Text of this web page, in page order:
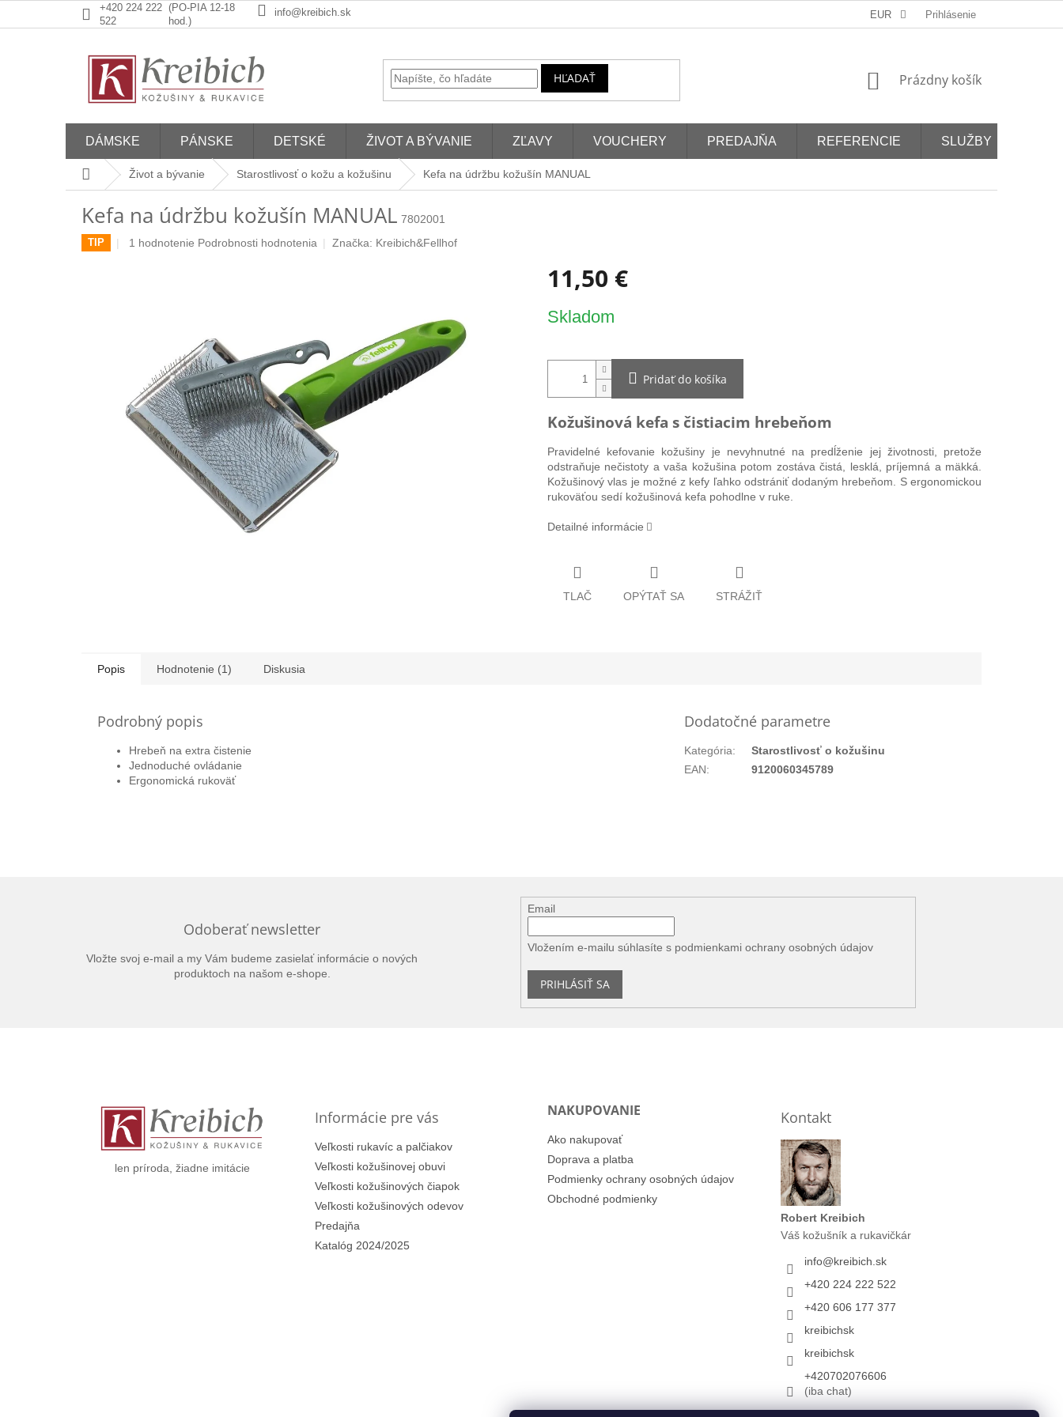
+420 224 222
522
(PO-PIA 12-18
hod.)
info@kreibich.sk EUR Prihlásenie
HĽADAŤ
NÁKUPNÝ
Prázdny košík
DÁMSKE PÁNSKE DETSKÉ ŽIVOT A BÝVANIE ZĽAVY VOUCHERY PREDAJŇA REFERENCIE SLUŽBY
DomovŽivot a bývanie Starostlivosť o kožu a kožušinu Kefa na údržbu kožušín MANUAL
Kefa na údržbu kožušín MANUAL 7802001
TIP
Priemerné
1 hodnotenie Podrobnosti hodnotenia Značka: Kreibich&Fellhof
11,50 €
cena:
Skladom
Pridať do košíka
Kožušinová kefa s čistiacim hrebeňom
Pravidelné kefovanie kožušiny je nevyhnutné na predĺženie jej životnosti, pretože
odstraňuje nečistoty a vaša kožušina potom zostáva čistá, lesklá, príjemná a mäkká.
Kožušinový vlas je možné z kefy ľahko odstrániť dodaným hrebeňom. S ergonomickou
rukoväťou sedí kožušinová kefa pohodlne v ruke.
Detailné informácie
TLAČ OPÝTAŤ SA STRÁŽIŤ
Popis Hodnotenie (1) Diskusia
Podrobný popis
Hrebeň na extra čistenie
Jednoduché ovládanie
Ergonomická rukoväť
Dodatočné parametre
Kategória:
Starostlivosť o kožušinu
EAN: 9120060345789
Odoberať newsletter
Vložte svoj e-mail a my Vám budeme zasielať informácie o nových
produktoch na našom e-shope.
Email
Vložením e-mailu súhlasíte s podmienkami ochrany osobných údajov
PRIHLÁSIŤ SA
len príroda, žiadne imitácie
Informácie pre vás
Veľkosti rukavíc a palčiakov
Veľkosti kožušinovej obuvi
Veľkosti kožušinových čiapok
Veľkosti kožušinových odevov
Predajňa
Katalóg 2024/2025
NAKUPOVANIE
Ako nakupovať
Doprava a platba
Podmienky ochrany osobných údajov
Obchodné podmienky
Kontakt
Robert Kreibich
Váš kožušník a rukavičkár
info@kreibich.sk
+420 224 222 522
+420 606 177 377
kreibichsk
kreibichsk
+420702076606
(iba chat)